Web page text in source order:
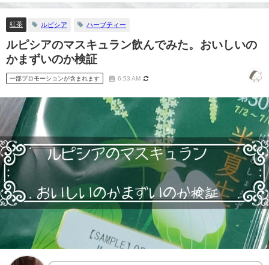
検証
紅茶 ルピシア ハーブティー
ルピシアのマスキュラン飲んでみた。おいしいの
かまずいのか検証
一部プロモーションが含まれます 6:53 AM